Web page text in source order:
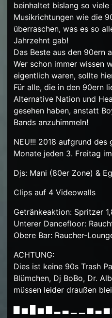
beinhaltet bislang so viele
Musikrichtungen wie die
überraschen, was es so
Jahrzehnt gab!
Das Beste aus den 90ern
Wer schon immer wissen
eigentlich waren, sollte
Für alle, die in den 90ern
Alternative Nation und
gesehen haben, anstatt
Bands anzuhimmeln!
NEU!!! 2018 aufgrund
Monate jeden 3. Freitag
Djs: Mani (80er Zone) &
Clips auf 4 Videowalls
Getränkeaktion: Spritzer
Unterer Dancefloor:
Obere Bar: Raucher-
ACHTUNG:
Dies ist keine 90s Trash
Blümchen, Dj BoBo, Dr.
müssen leider draußen
▇ ▅ █ ▅ ▇ ▂ ▃ ▁ ▁ ▅ ▃ ▅